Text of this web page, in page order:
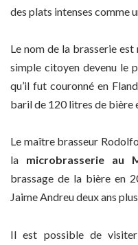
des plats intenses comme
Le nom de la brasserie est
simple citoyen devenu le
qu’il fut couronné en
baril de 120 litres de bière
Le maître brasseur
la microbrasserie au
brassage de la bière en
Jaime Andreu deux ans
Il est possible de